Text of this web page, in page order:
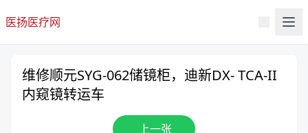
医扬医疗网
维修顺元SYG-062储镜柜，迪新DX- TCA-II
内窥镜转运车
上一张